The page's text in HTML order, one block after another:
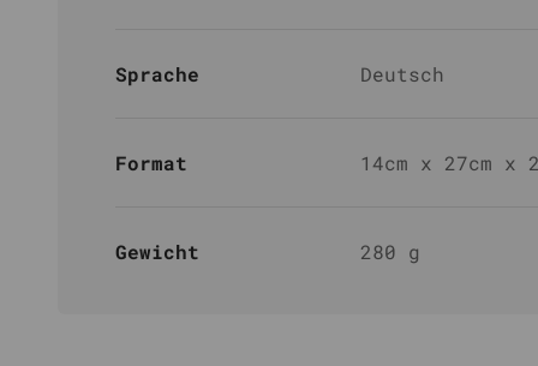
Sprache Deutsch
Format 14cm x 27cm x
Gewicht 280 g